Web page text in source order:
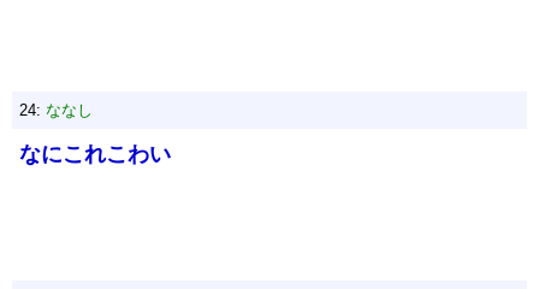
24: ななし
なにこれこわい